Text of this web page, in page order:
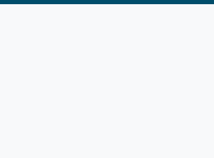
Cotation des circuits